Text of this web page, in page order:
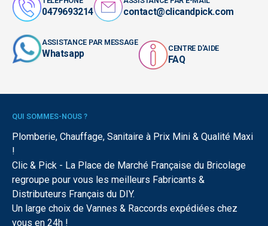
0479693214 contact@clicandpick.com
ASSISTANCE PAR MESSAGE
Whatsapp CENTRE D'AIDE
FAQ
QUI SOMMES-NOUS ?
Plomberie, Chauffage, Sanitaire à Prix Mini & Qualité Maxi
!
Clic & Pick - La Place de Marché Française du Bricolage
regroupe pour vous les meilleurs Fabricants &
Distributeurs Français du DIY.
Un large choix de Vannes & Raccords expédiées chez
vous en 24h !